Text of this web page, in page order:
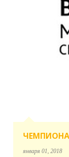
января 01, 2018